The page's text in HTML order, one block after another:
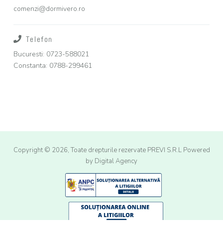
comenzi@dormivero.ro
Telefon
Bucuresti: 0723-588021
Constanta: 0788-299461
Copyright © 2026, Toate drepturile rezervate PREVI S.R.L Powered
by Digital Agency